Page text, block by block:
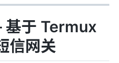
于 Termux
信网关